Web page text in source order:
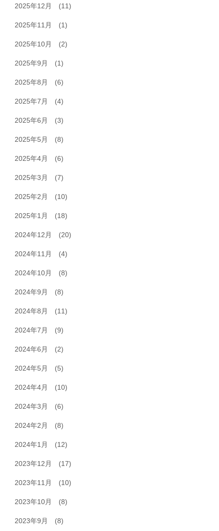
2025年12月 (11)
2025年11月 (1)
2025年10月 (2)
2025年9月 (1)
2025年8月 (6)
2025年7月 (4)
2025年6月 (3)
2025年5月 (8)
2025年4月 (6)
2025年3月 (7)
2025年2月 (10)
2025年1月 (18)
2024年12月 (20)
2024年11月 (4)
2024年10月 (8)
2024年9月 (8)
2024年8月 (11)
2024年7月 (9)
2024年6月 (2)
2024年5月 (5)
2024年4月 (10)
2024年3月 (6)
2024年2月 (8)
2024年1月 (12)
2023年12月 (17)
2023年11月 (10)
2023年10月 (8)
2023年9月 (8)